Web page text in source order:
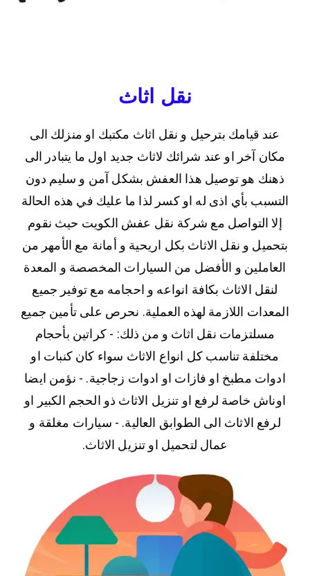
نقل اثاث
عند قيامك بترحيل و نقل اثاث مكتبك او منزلك الى
مكان آخر او عند شرائك لاثاث جديد اول ما يتبادر الى
ذهنك هو توصيل هذا العفش بشكل آمن و سليم دون
التسبب بأي اذى له او كسر لذا ما عليك في هذه الحالة
إلا التواصل مع شركة نقل عفش الكويت حيث نقوم
بتحميل و نقل الاثاث بكل اريحية و أمانة مع الأمهر من
العاملين و الأفضل من السيارات المخصصة و المعدة
لنقل الاثاث بكافة انواعه و احجامه مع توفير جميع
المعدات اللازمة لهذه العملية. نحرص على تأمين جميع
مسلتزمات نقل اثاث و من ذلك: - كراتين بأحجام
مختلفة تناسب كل انواع الاثاث سواء كان كنبات او
ادوات مطبخ او فازات او ادوات زجاجية. - نؤمن ايضا
اوناش خاصة لرفع او تنزيل الاثاث ذو الحجم الكبير او
لرفع الاثاث الى الطوابق العالية. - سيارات مغلقة و
عمال لتحميل او تنزيل الاثاث.